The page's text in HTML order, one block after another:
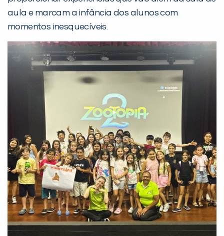
aula e marcam a infância dos alunos com
momentos inesquecíveis.
Você é aluno inFlux?
Sim Não